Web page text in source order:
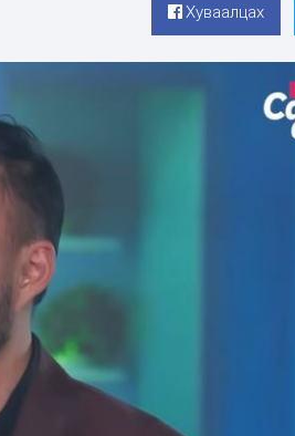
Хуваалцах